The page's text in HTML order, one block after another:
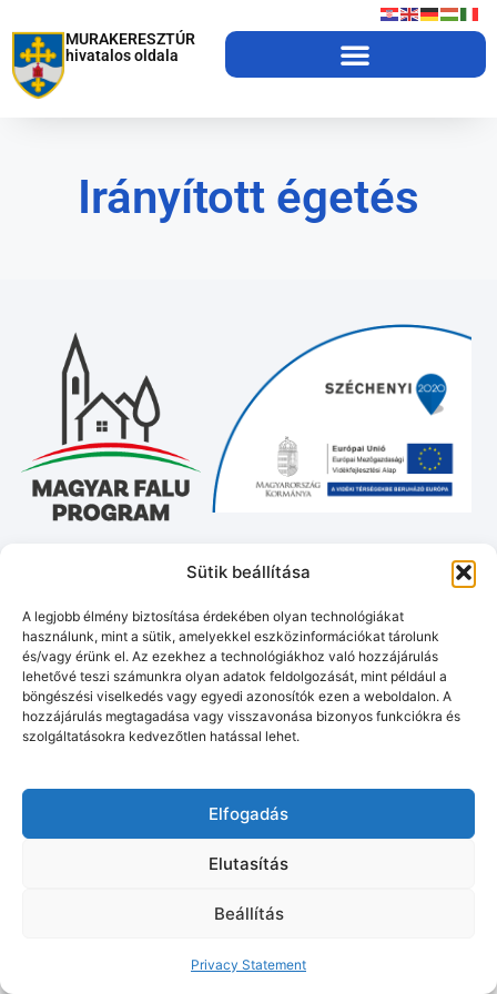
Sütik beállítása
A legjobb élmény biztosítása érdekében olyan technológiákat
használunk, mint a sütik, amelyekkel eszközinformációkat tárolunk
és/vagy érünk el. Az ezekhez a technológiákhoz való hozzájárulás
lehetővé teszi számunkra olyan adatok feldolgozását, mint például a
böngészési viselkedés vagy egyedi azonosítók ezen a weboldalon. A
hozzájárulás megtagadása vagy visszavonása bizonyos funkciókra és
szolgáltatásokra kedvezőtlen hatással lehet.
Elfogadás
Elutasítás
Beállítás
Privacy Statement
MURAKERESZTÚR
hivatalos oldala
Irányított égetés
Munipolis Adatvédelmi tájékoztatóImpresszum
© Murakeresztúr község honlapja2026• Készítette:Tóth Gergő